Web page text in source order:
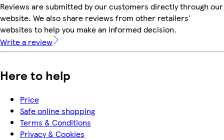
Reviews are submitted by our customers directly through our
website. We also share reviews from other retailers'
websites to help you make an informed decision.
Write a review
Here to help
Price
Safe online shopping
Terms & Conditions
Privacy & Cookies